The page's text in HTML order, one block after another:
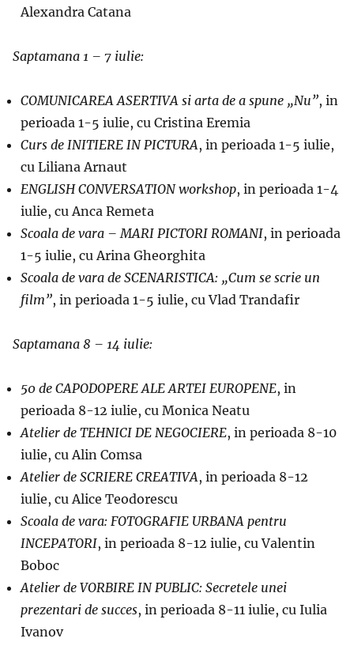
Alexandra Catana
Saptamana 1 – 7 iulie:
COMUNICAREA ASERTIVA si arta de a spune „Nu”, in
perioada 1-5 iulie, cu Cristina Eremia
Curs de INITIERE IN PICTURA, in perioada 1-5 iulie,
cu Liliana Arnaut
ENGLISH CONVERSATION workshop, in perioada 1-4
iulie, cu Anca Remeta
Scoala de vara – MARI PICTORI ROMANI, in perioada
1-5 iulie, cu Arina Gheorghita
Scoala de vara de SCENARISTICA: „Cum se scrie un
film”, in perioada 1-5 iulie, cu Vlad Trandafir
Saptamana 8 – 14 iulie:
50 de CAPODOPERE ALE ARTEI EUROPENE, in
perioada 8-12 iulie, cu Monica Neatu
Atelier de TEHNICI DE NEGOCIERE, in perioada 8-10
iulie, cu Alin Comsa
Atelier de SCRIERE CREATIVA, in perioada 8-12
iulie, cu Alice Teodorescu
Scoala de vara: FOTOGRAFIE URBANA pentru
INCEPATORI, in perioada 8-12 iulie, cu Valentin
Boboc
Atelier de VORBIRE IN PUBLIC: Secretele unei
prezentari de succes, in perioada 8-11 iulie, cu Iulia
Ivanov